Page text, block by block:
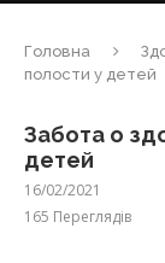
Головна
полости у детей
Забота о
детей
16/02/2021
165 Переглядів